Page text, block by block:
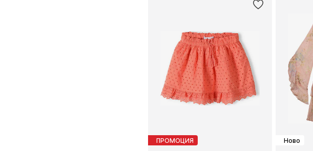
ПРОМОЦИЯ Ново